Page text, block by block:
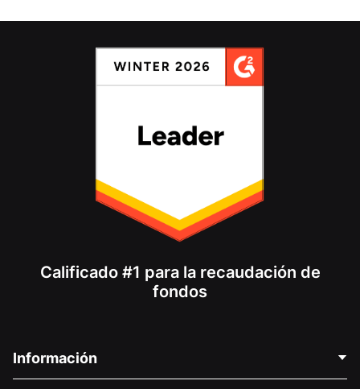
Calificado #1 para la recaudación de
fondos
Información